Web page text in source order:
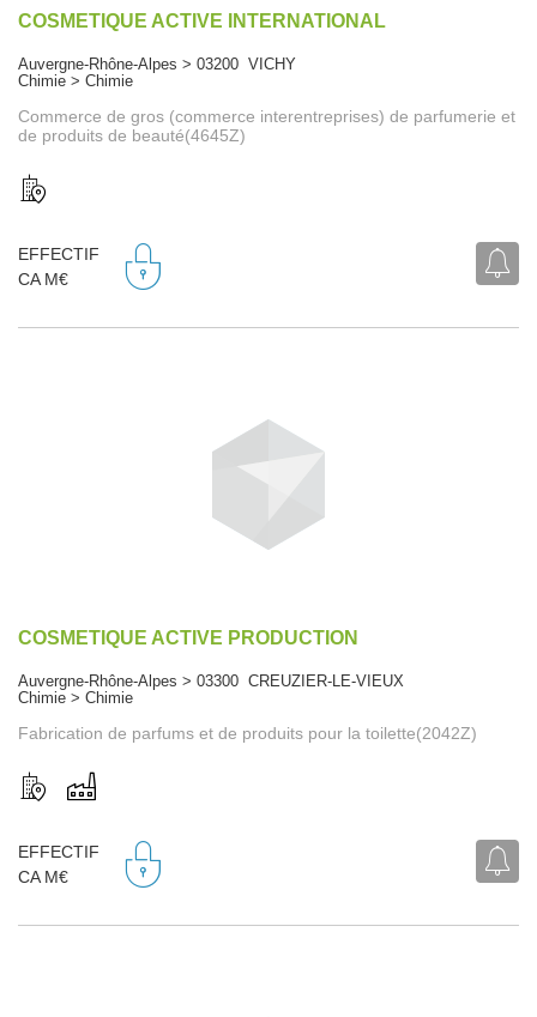
COSMETIQUE ACTIVE INTERNATIONAL
Auvergne-Rhône-Alpes > 03200 VICHY
Chimie > Chimie
Commerce de gros (commerce interentreprises) de parfumerie et
de produits de beauté(4645Z)
EFFECTIF
CA M€
COSMETIQUE ACTIVE PRODUCTION
Auvergne-Rhône-Alpes > 03300 CREUZIER-LE-VIEUX
Chimie > Chimie
Fabrication de parfums et de produits pour la toilette(2042Z)
EFFECTIF
CA M€